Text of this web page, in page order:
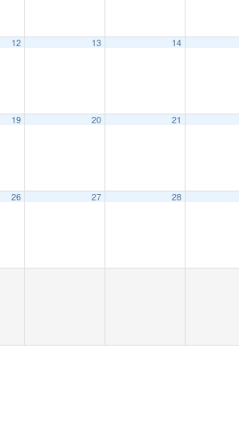
12 13 14
19 20 21
26 27 28